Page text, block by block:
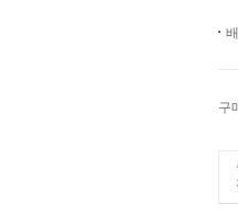
구